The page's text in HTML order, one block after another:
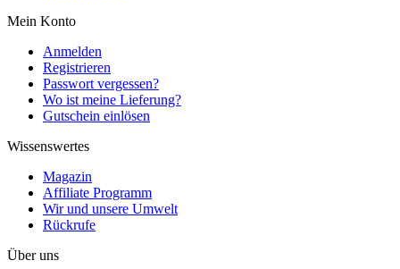
Mein Konto
Anmelden
Registrieren
Passwort vergessen?
Wo ist meine Lieferung?
Gutschein einlösen
Wissenswertes
Magazin
Affiliate Programm
Wir und unsere Umwelt
Rückrufe
Über uns